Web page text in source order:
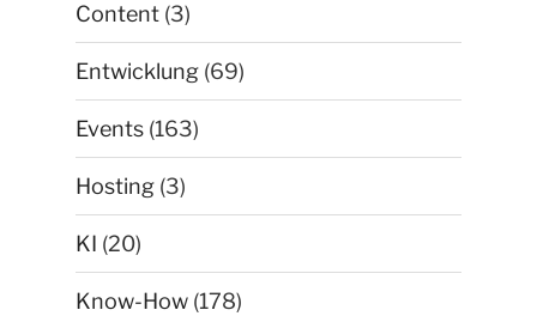
Content (3)
Entwicklung (69)
Events (163)
Hosting (3)
KI (20)
Know-How (178)